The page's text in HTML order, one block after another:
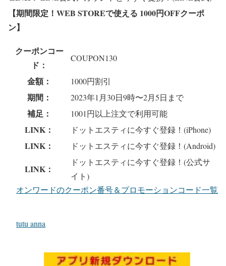
【期間限定！WEB STOREで使える 1000円OFFクーポ
ン】
クーポンコー
ド：
COUPON130
金額： 1000円割引
期間： 2023年1月30日9時〜2月5日まで
補足： 1001円以上注文で利用可能
LINK： ドットエスティに今すぐ登録！(iPhone)
LINK： ドットエスティに今すぐ登録！(Android)
LINK：
ドットエスティに今すぐ登録！(公式サ
イト)
オンワードのクーポン番号＆プロモーションコード一覧
tutu anna